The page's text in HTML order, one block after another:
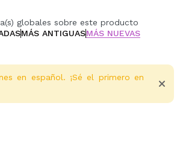
globales sobre este producto
MÁS ANTIGUASMÁS NUEVAS
en español. ¡Sé el primero en